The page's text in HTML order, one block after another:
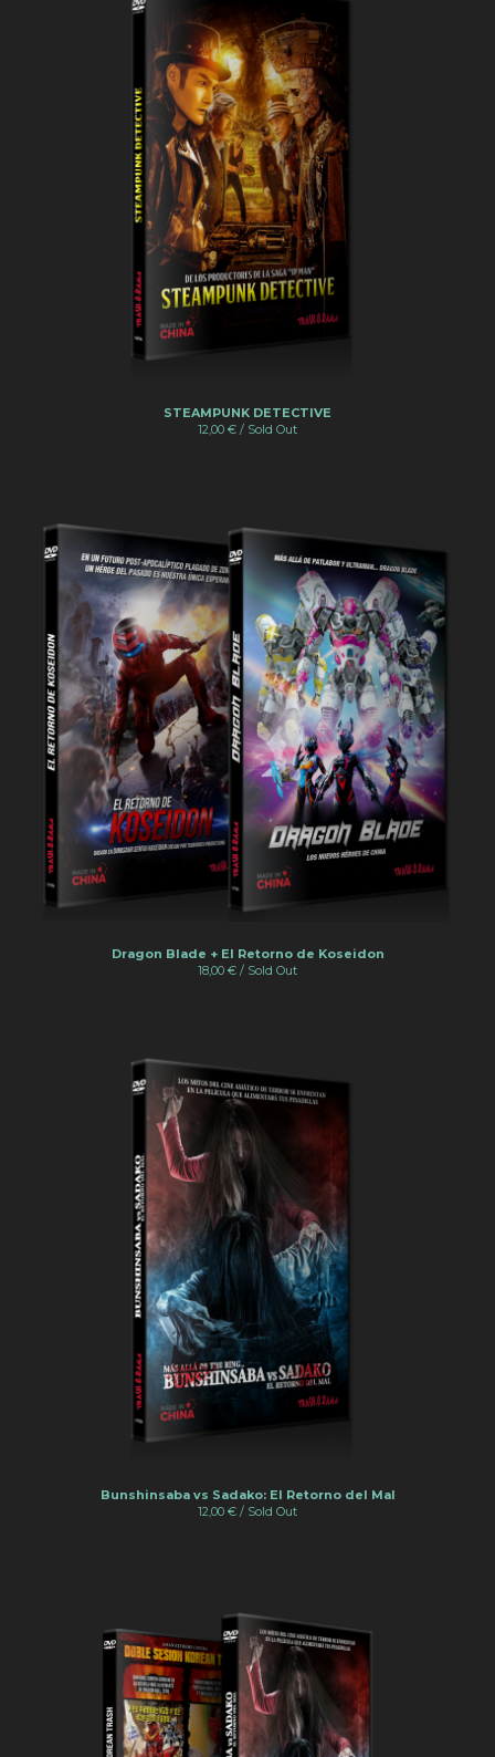
STEAMPUNK DETECTIVE
12,00 € / Sold Out
Dragon Blade + El Retorno de Koseidon
18,00 € / Sold Out
Bunshinsaba vs Sadako: El Retorno del Mal
12,00 € / Sold Out